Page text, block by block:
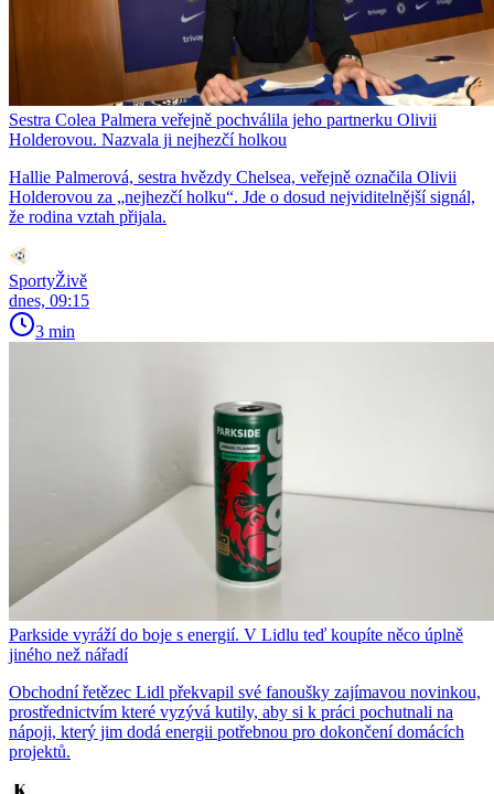
Sestra Colea Palmera veřejně pochválila jeho partnerku Olivii
Holderovou. Nazvala ji nejhezčí holkou
Hallie Palmerová, sestra hvězdy Chelsea, veřejně označila Olivii
Holderovou za „nejhezčí holku“. Jde o dosud nejviditelnější signál,
že rodina vztah přijala.
SportyŽivě
dnes, 09:15
3 min
Parkside vyráží do boje s energií. V Lidlu teď koupíte něco úplně
jiného než nářadí
Obchodní řetězec Lidl překvapil své fanoušky zajímavou novinkou,
prostřednictvím které vyzývá kutily, aby si k práci pochutnali na
nápoji, který jim dodá energii potřebnou pro dokončení domácích
projektů.